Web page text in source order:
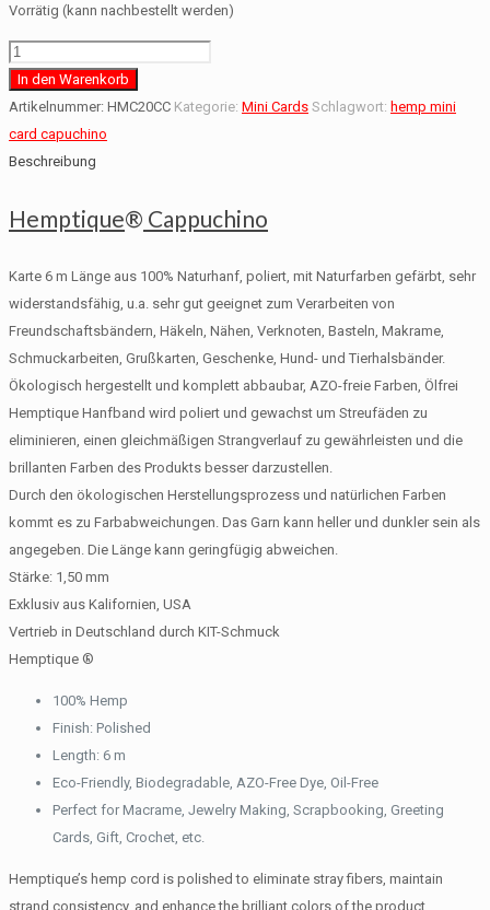
Vorrätig (kann nachbestellt werden)
Cappuchino
Menge
In den Warenkorb
Artikelnummer: HMC20CC Kategorie: Mini Cards Schlagwort: hemp mini
card capuchino
Beschreibung
Hemptique® Cappuchino
Karte 6 m Länge aus 100% Naturhanf, poliert, mit Naturfarben gefärbt, sehr
widerstandsfähig, u.a. sehr gut geeignet zum Verarbeiten von
Freundschaftsbändern, Häkeln, Nähen, Verknoten, Basteln, Makrame,
Schmuckarbeiten, Grußkarten, Geschenke, Hund- und Tierhalsbänder.
Ökologisch hergestellt und komplett abbaubar, AZO-freie Farben, Ölfrei
Hemptique Hanfband wird poliert und gewachst um Streufäden zu
eliminieren, einen gleichmäßigen Strangverlauf zu gewährleisten und die
brillanten Farben des Produkts besser darzustellen.
Durch den ökologischen Herstellungsprozess und natürlichen Farben
kommt es zu Farbabweichungen. Das Garn kann heller und dunkler sein als
angegeben. Die Länge kann geringfügig abweichen.
Stärke: 1,50 mm
Exklusiv aus Kalifornien, USA
Vertrieb in Deutschland durch KIT-Schmuck
Hemptique ®
100% Hemp
Finish: Polished
Length: 6 m
Eco-Friendly, Biodegradable, AZO-Free Dye, Oil-Free
Perfect for Macrame, Jewelry Making, Scrapbooking, Greeting
Cards, Gift, Crochet, etc.
Hemptique’s hemp cord is polished to eliminate stray fibers, maintain
strand consistency, and enhance the brilliant colors of the product.